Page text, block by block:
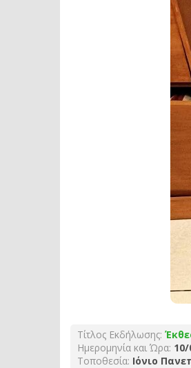
Τίτλος Εκδήλωσης:
Ημερομηνία και Ώρα:
Τοποθεσία: Ιόνιο